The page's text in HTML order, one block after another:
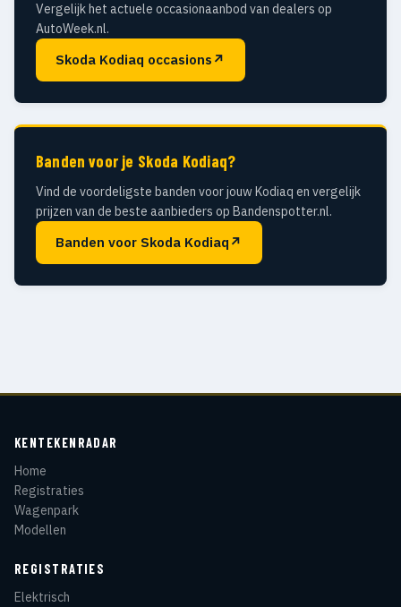
Vergelijk het actuele occasionaanbod van dealers op
AutoWeek.nl.
Skoda Kodiaq occasions ↗
Banden voor je Skoda Kodiaq?
Vind de voordeligste banden voor jouw Kodiaq en vergelijk
prijzen van de beste aanbieders op Bandenspotter.nl.
Banden voor Skoda Kodiaq ↗
KENTEKENRADAR
Home
Registraties
Wagenpark
Modellen
REGISTRATIES
Elektrisch